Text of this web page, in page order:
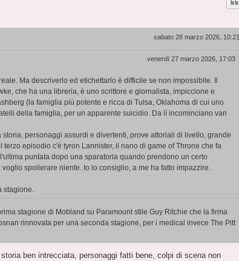
sabato 28 marzo 2026, 10:21
venerdì 27 marzo 2026, 17:03
Ma descriverlo ed etichettarlo è difficile se non impossibile. Il
che ha una libreria, è uno scrittore e giornalista, impiccione e
(la famiglia più potente e ricca di Tulsa, Oklahoma di cui uno
della famiglia, per un apparente suicidio. Da lì incominciano vari
personaggi assurdi e divertenti, prove attoriali di livello, grande
episodio c'è tyron Lannister, il nano di game of Throne che fa
puntata dopo una sparatoria quando prendono un certo
spoilerare niente. Io lo consiglio, a me ha fatto impazzire.
stagione.
stagione di Mobland su Paramount stile Guy Ritchie che la firma
rinnovata per una seconda stagione, per i medical invece The Pitt
ben intrecciata, personaggi fatti bene, colpi di scena non